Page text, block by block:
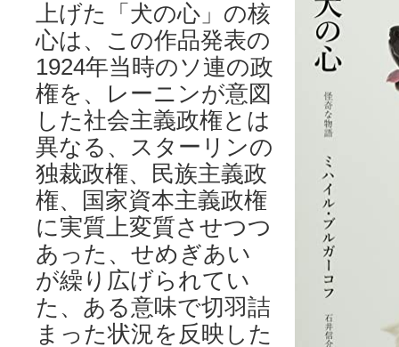
上げた「犬の心」の核
心は、この作品発表の
1924年当時のソ連の政
権を、レーニンが意図
した社会主義政権とは
異なる、スターリンの
独裁政権、民族主義政
権、国家資本主義政権
に実質上変質させつつ
あった、せめぎあい
が繰り広げられてい
た、ある意味で切羽詰
まった状況を反映した